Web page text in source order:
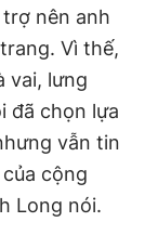
nên anh
Vì thế,
vai, lưng
đã chọn lựa
vẫn tin
cộng
Long nói.